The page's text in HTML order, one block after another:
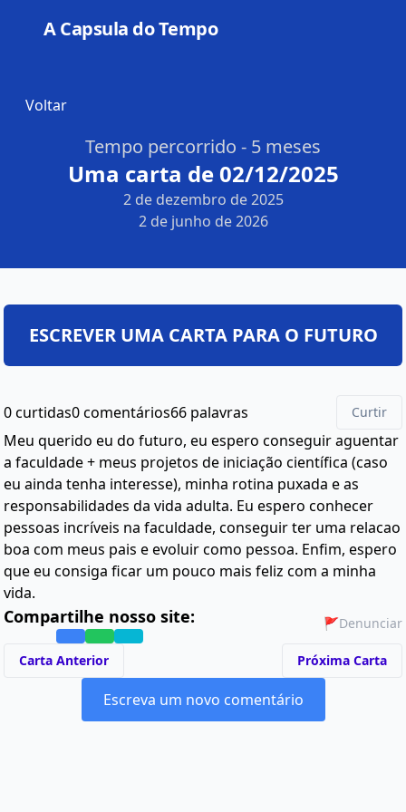
A Capsula do Tempo
Voltar
Tempo percorrido - 5 meses
Uma carta de 02/12/2025
2 de dezembro de 2025
2 de junho de 2026
0 curtidas0 comentários66 palavras Curtir
Meu querido eu do futuro, eu espero conseguir aguentar
a faculdade + meus projetos de iniciação científica (caso
eu ainda tenha interesse), minha rotina puxada e as
responsabilidades da vida adulta. Eu espero conhecer
pessoas incríveis na faculdade, conseguir ter uma relacao
boa com meus pais e evoluir como pessoa. Enfim, espero
que eu consiga ficar um pouco mais feliz com a minha
vida.
Compartilhe nosso site: 🚩Denunciar
Carta Anterior Próxima Carta
Escreva um novo comentário
ESCREVER UMA CARTA PARA O FUTURO